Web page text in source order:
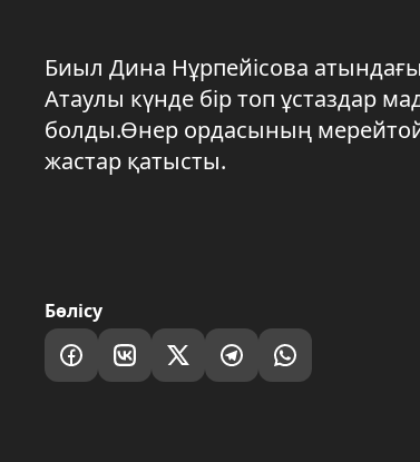
Биыл Дина Нұрпейісова
Атаулы күнде бір топ ұстаздар
болды.Өнер ордасының
жастар қатысты.
Бөлісу